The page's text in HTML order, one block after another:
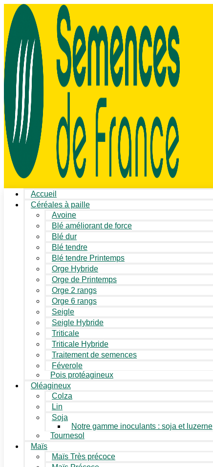
Accueil
Céréales à paille
Avoine
Blé améliorant de force
Blé dur
Blé tendre
Blé tendre Printemps
Orge Hybride
Orge de Printemps
Orge 2 rangs
Orge 6 rangs
Seigle
Seigle Hybride
Triticale
Triticale Hybride
Traitement de semences
Féverole
Pois protéagineux
Oléagineux
Colza
Lin
Soja
Notre gamme inoculants : soja et luzerne
Tournesol
Maïs
Maïs Très précoce